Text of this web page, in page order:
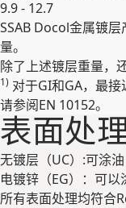
9.9 - 12.7
展开
SSAB Docol⾦属镀
量。
除了上述镀层重量，
1) 对于GI和GA，最接
请参阅EN 10152。
表⾯处
⽆镀层（UC）:可涂油
电镀锌（EG）：可
所有表⾯处理均符合